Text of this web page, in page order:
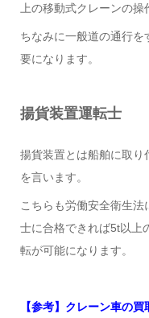
上の移動式クレーンの操
ちなみに一般道の通行
要になります。
揚貨装置運転士
揚貨装置とは船舶に取り
を言います。
こちらも労働安全衛生
士に合格できれば5t以上
転が可能になります。
【参考】クレーン車の